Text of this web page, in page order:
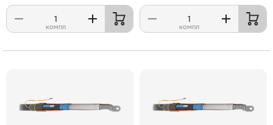
компл компл